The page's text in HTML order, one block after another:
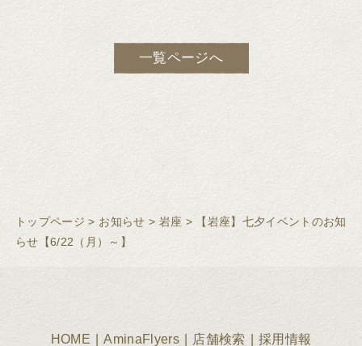
一覧ページへ
トップページ > お知らせ > 岩座 >
【岩座】七夕イベントのお知
らせ【6/22（月）～】
HOME AminaFlyers 店舗検索 採用情報